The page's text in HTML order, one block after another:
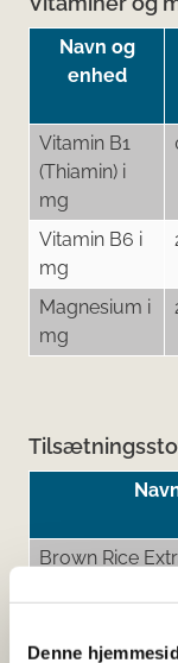
Denne
Navn og
enhed
Vitamin B1
(Thiamin) i
mg
Vitamin B6 i
mg
Magnesium i
mg
Brown Rice
Hydroxypropyl